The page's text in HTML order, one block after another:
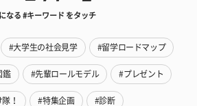
なる #キーワード をタッチ
#大学生の社会見学 #留学ロードマップ
鑑 #先輩ロールモデル #プレゼント
！ #特集企画 #診断